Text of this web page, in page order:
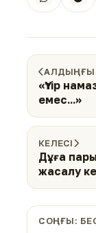
АЛДЫҢҒЫ
«Үтір
емес...»
КЕЛЕСІ
Дұға
жасалу
СОҢҒЫ: